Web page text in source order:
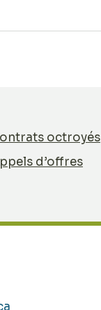
octroyés
d’offres